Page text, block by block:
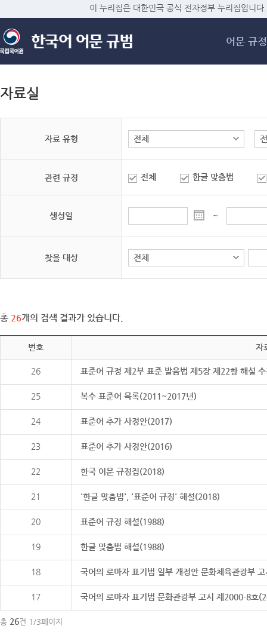
메
이 누리집은 대한민국 공식 전자정부 누리집입니다.
어문 규정
자료실
자료 유형
관련 규정 전체 한글 맞춤법
생성일 ~
찾을 대상
총 26개의 검색 결과가 있습니다.
번호 자
26 표준어 규정 제2부 표준 발음법 제5장 제22항 해설
25 복수 표준어 목록(2011~2017년)
24 표준어 추가 사정안(2017)
23 표준어 추가 사정안(2016)
22 한국 어문 규정집(2018)
21 '한글 맞춤법', '표준어 규정' 해설(2018)
20 표준어 규정 해설(1988)
19 한글 맞춤법 해설(1988)
18 국어의 로마자 표기법 일부 개정안 문화체육관광부
17 국어의 로마자 표기법 문화관광부 고시 제2000-8호
총 26건 1/3페이지